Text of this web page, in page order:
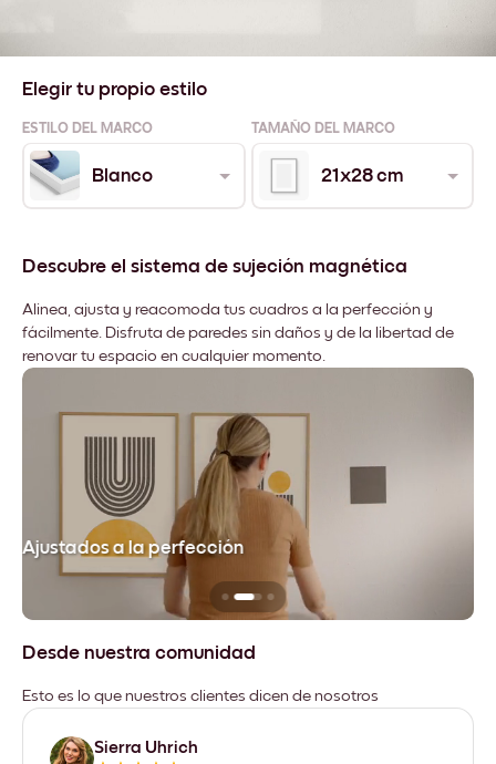
Elegir tu propio estilo
ESTILO DEL MARCO TAMAÑO DEL MARCO
Blanco 21x28 cm
Descubre el sistema de sujeción magnética
Alinea, ajusta y reacomoda tus cuadros a la perfección y
fácilmente. Disfruta de paredes sin daños y de la libertad de
renovar tu espacio en cualquier momento.
Ajustados a la perfección
Desde nuestra comunidad
Esto es lo que nuestros clientes dicen de nosotros
Sierra Uhrich